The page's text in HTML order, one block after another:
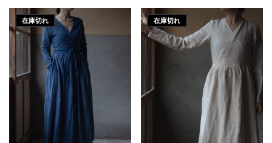
在庫切れ 在庫切れ